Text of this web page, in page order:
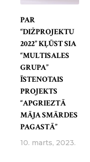
PAR
“DIŽPROJEKTU
2022” KĻŪST SIA
“MULTISALES
GRUPA”
ĪSTENOTAIS
PROJEKTS
“APGRIEZTĀ
MĀJA SMĀRDES
PAGASTĀ”
10. marts, 2023.